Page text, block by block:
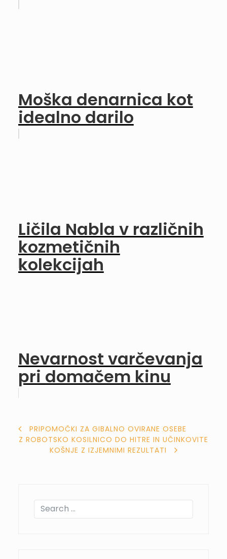
Moška denarnica kot
idealno darilo
Ličila Nabla v različnih
kozmetičnih
kolekcijah
Nevarnost varčevanja
pri domačem kinu
NAVIGACIJA
PRISPEVKA
PRIPOMOČKI ZA GIBALNO OVIRANE OSEBE
Z ROBOTSKO KOSILNICO DO HITRE IN UČINKOVITE
KOŠNJE Z IZJEMNIMI REZULTATI